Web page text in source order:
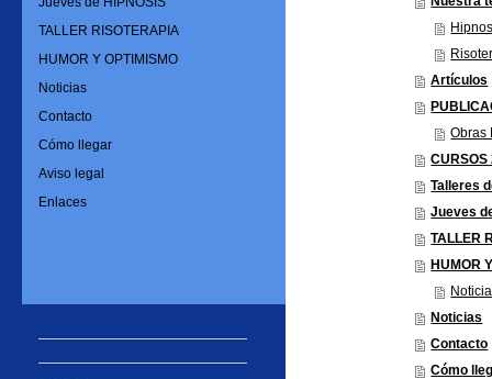
Artículos
Obras
CURSOS
Talleres
Jueves
TALLER
HUMOR
Noticias
Contacto
Cómo
TALLER RISOTERAPIA
HUMOR Y OPTIMISMO
Noticias
Contacto
Cómo llegar
Aviso legal
Enlaces